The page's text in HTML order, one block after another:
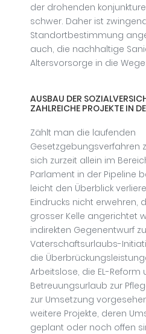
der drohenden
schwer. Daher ist
Standortbestimmung
auch, die nachhaltige
Altersvorsorge in die
AUSBAU DER
ZAHLREICHE PROJEKTE IN
Zählt man die laufenden
Gesetzgebungsverfahren
sich zurzeit allein im
Parlament in der Pipeline
leicht den Überblick
Eindrucks nicht erwehren,
grosser Kelle angerichtet
indirekten Gegenentwurf
Vaterschaftsurlaubs-
die
Arbeitslose, die EL-Reform
Betreuungsurlaub zur
zur Umsetzung
weitere Projekte, deren
geplant oder noch offen